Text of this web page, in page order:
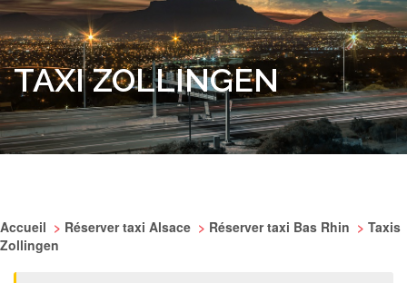
TAXI ZOLLINGEN
Accueil > Réserver taxi Alsace > Réserver taxi Bas Rhin > Taxis
Zollingen